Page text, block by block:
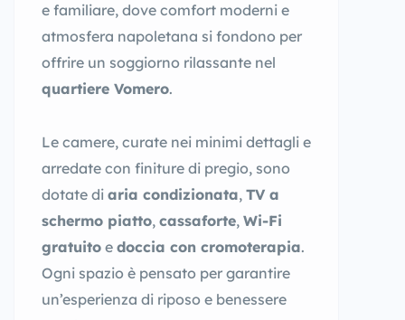
e familiare, dove comfort moderni e
atmosfera napoletana si fondono per
offrire un soggiorno rilassante nel
quartiere Vomero.
Le camere, curate nei minimi dettagli e
arredate con finiture di pregio, sono
dotate di aria condizionata, TV a
schermo piatto, cassaforte, Wi-Fi
gratuito e doccia con cromoterapia.
Ogni spazio è pensato per garantire
un’esperienza di riposo e benessere